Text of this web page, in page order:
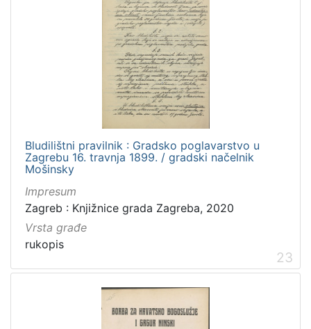
Bludilištni pravilnik : Gradsko poglavarstvo u
Zagrebu 16. travnja 1899. / gradski načelnik
Mošinsky
Impresum
Zagreb : Knjižnice grada Zagreba, 2020
Vrsta građe
rukopis
23